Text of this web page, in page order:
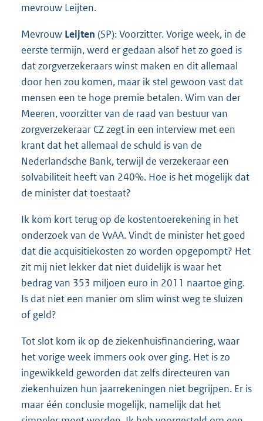
mevrouw Leijten.
Mevrouw Leijten (SP): Voorzitter. Vorige week, in de
eerste termijn, werd er gedaan alsof het zo goed is
dat zorgverzekeraars winst maken en dit allemaal
door hen zou komen, maar ik stel gewoon vast dat
mensen een te hoge premie betalen. Wim van der
Meeren, voorzitter van de raad van bestuur van
zorgverzekeraar CZ zegt in een interview met een
krant dat het allemaal de schuld is van de
Nederlandsche Bank, terwijl de verzekeraar een
solvabiliteit heeft van 240%. Hoe is het mogelijk dat
de minister dat toestaat?
Ik kom kort terug op de kostentoerekening in het
onderzoek van de VvAA. Vindt de minister het goed
dat die acquisitiekosten zo worden opgepompt? Het
zit mij niet lekker dat niet duidelijk is waar het
bedrag van 353 miljoen euro in 2011 naartoe ging.
Is dat niet een manier om slim winst weg te sluizen
of geld?
Tot slot kom ik op de ziekenhuisfinanciering, waar
het vorige week immers ook over ging. Het is zo
ingewikkeld geworden dat zelfs directeuren van
ziekenhuizen hun jaarrekeningen niet begrijpen. Er is
maar één conclusie mogelijk, namelijk dat het